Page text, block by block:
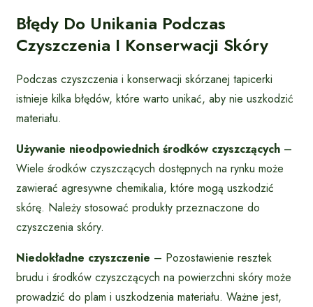
Błędy Do Unikania Podczas
Czyszczenia I Konserwacji Skóry
Podczas czyszczenia i konserwacji skórzanej tapicerki
istnieje kilka błędów, które warto unikać, aby nie uszkodzić
materiału.
Używanie nieodpowiednich środków czyszczących –
Wiele środków czyszczących dostępnych na rynku może
zawierać agresywne chemikalia, które mogą uszkodzić
skórę. Należy stosować produkty przeznaczone do
czyszczenia skóry.
Niedokładne czyszczenie – Pozostawienie resztek
brudu i środków czyszczących na powierzchni skóry może
prowadzić do plam i uszkodzenia materiału. Ważne jest,